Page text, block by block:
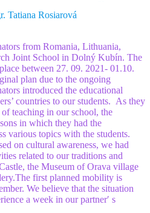
Tatiana Rosiarová
from Romania, Lithuania,
Joint School in Dolný Kubín. The
between 27. 09. 2021- 01.10.
plan due to the ongoing
introduced the educational
countries to our students. As they
teaching in our school, the
in which they had the
various topics with the students.
on cultural awareness, we had
related to our traditions and
the Museum of Orava village
first planned mobility is
We believe that the situation
a week in our partner′ s